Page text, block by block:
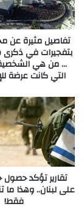
تفاصيل مثيرة عن
بتفجيرات في ذكرى
… من هي الشخصية
التي كانت عرضة
تقارير تؤكد
على لبنان.. وهذا ما
فقط!